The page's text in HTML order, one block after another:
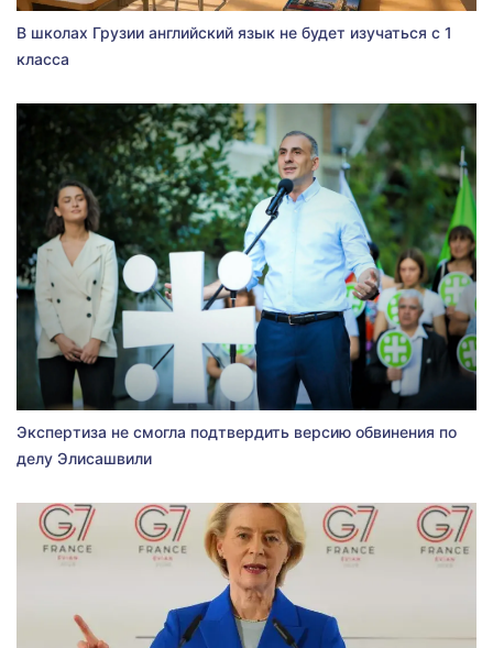
В школах Грузии английский язык не будет изучаться с 1
класса
Экспертиза не смогла подтвердить версию обвинения по
делу Элисашвили